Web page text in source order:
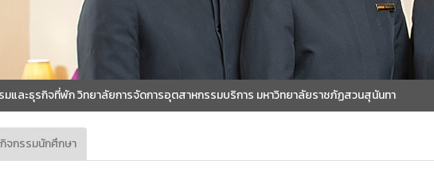
มและธุรกิจที่พัก วิทยาลัยการจัดการอุตสาหกรรมบริการ มหาวิทยาลัยราชภัฏสวนสุนันทา
จกรรมนักศึกษา